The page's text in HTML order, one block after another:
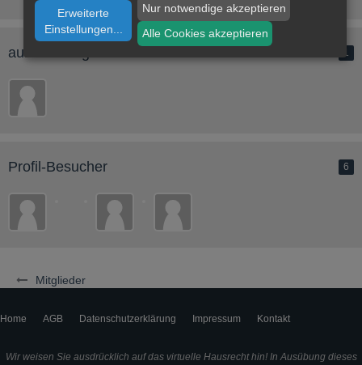
Mitglieder
aurora II folgen
Profil-Besucher 6
Home AGB Datenschutzerklärung Impressum Kontakt
Wir weisen Sie ausdrücklich auf das virtuelle Hausrecht hin! In Ausübung dieses
Erweiterte
Einstellungen
Nur notwendige akzeptieren
Alle Cookies akzeptieren